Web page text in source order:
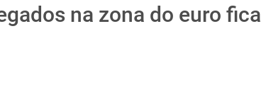
na zona do euro